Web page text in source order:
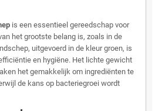
is een essentieel gereedschap voor
het grootste belang is, zoals in de
uitgevoerd in de kleur groen, is
en hygiëne. Het lichte gewicht
het gemakkelijk om ingrediënten te
de kans op bacteriegroei wordt